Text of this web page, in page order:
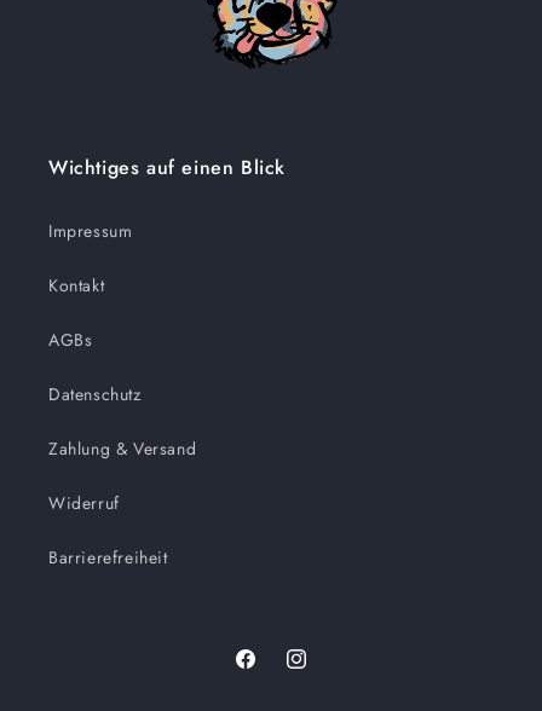
Wichtiges auf einen Blick
Impressum
Kontakt
AGBs
Datenschutz
Zahlung & Versand
Widerruf
Barrierefreiheit
FacebookInstagram